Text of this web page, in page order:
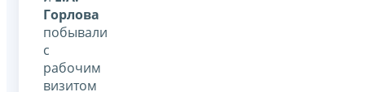
Горлова
побывали
с
рабочим
визитом